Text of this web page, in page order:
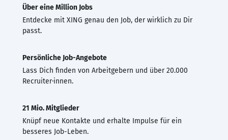
Über eine Million Jobs
Entdecke mit XING genau den Job, der wirklich zu Dir
passt.
Persönliche Job-Angebote
Lass Dich finden von Arbeitgebern und über 20.000
Recruiter·innen.
21 Mio. Mitglieder
Knüpf neue Kontakte und erhalte Impulse für ein
besseres Job-Leben.